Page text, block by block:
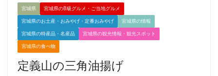
宮城県 宮城県のB級グルメ・ご当地グルメ
宮城県のお土産・おみやげ・定番おみやげ 宮城県の情報
宮城県の特産品・名産品 宮城県の観光情報・観光スポット
宮城県の食べ物
定義山の三角油揚げ